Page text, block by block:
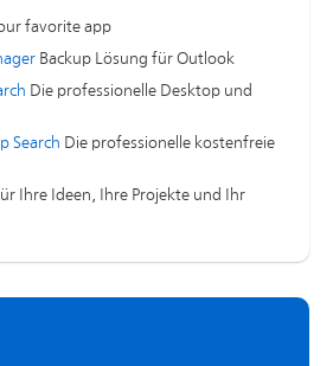
favorite app
Backup Lösung für Outlook
Die professionelle Desktop und
Search Die professionelle kostenfreie
Ihre Ideen, Ihre Projekte und Ihr